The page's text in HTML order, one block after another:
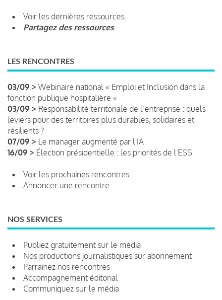
Voir les dernières ressources
Partagez des ressources
LES RENCONTRES
03/09 > Webinaire national « Emploi et Inclusion dans la
fonction publique hospitalière »
03/09 > Responsabilité territoriale de l’entreprise : quels
leviers pour des territoires plus durables, solidaires et
résilients ?
07/09 > Le manager augmenté par l'IA
16/09 > Élection présidentielle : les priorités de l'ESS
Voir les prochaines rencontres
Annoncer une rencontre
NOS SERVICES
Publiez gratuitement sur le média
Nos productions journalistiques sur abonnement
Parrainez nos rencontres
Accompagnement éditorial
Communiquez sur le média